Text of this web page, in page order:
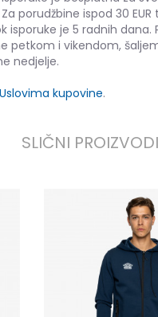
Za porudžbine ispod 30
isporuke je 5 radnih dana.
petkom i vikendom,
nedjelje.
Uslovima kupovine.
SLIČNI PROIZVODI